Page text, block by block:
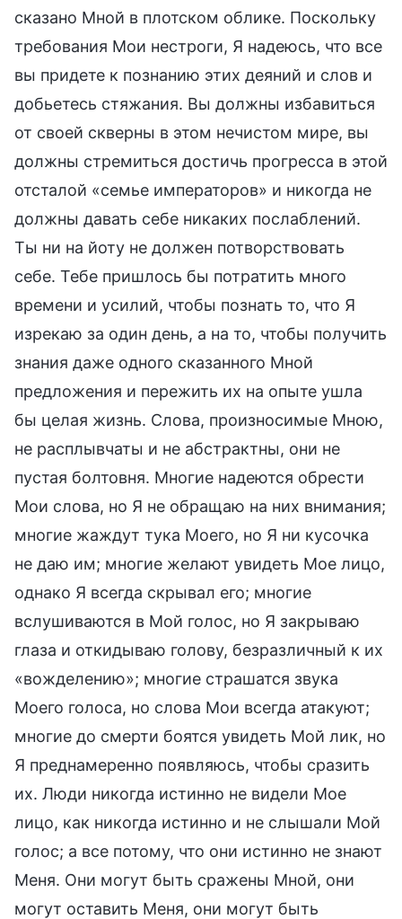
сказано Мной в плотском облике. Поскольку
требования Мои нестроги, Я надеюсь, что все
вы придете к познанию этих деяний и слов и
добьетесь стяжания. Вы должны избавиться
от своей скверны в этом нечистом мире, вы
должны стремиться достичь прогресса в этой
отсталой «семье императоров» и никогда не
должны давать себе никаких послаблений.
Ты ни на йоту не должен потворствовать
себе. Тебе пришлось бы потратить много
времени и усилий, чтобы познать то, что Я
изрекаю за один день, а на то, чтобы получить
знания даже одного сказанного Мной
предложения и пережить их на опыте ушла
бы целая жизнь. Слова, произносимые Мною,
не расплывчаты и не абстрактны, они не
пустая болтовня. Многие надеются обрести
Мои слова, но Я не обращаю на них внимания;
многие жаждут тука Моего, но Я ни кусочка
не даю им; многие желают увидеть Мое лицо,
однако Я всегда скрывал его; многие
вслушиваются в Мой голос, но Я закрываю
глаза и откидываю голову, безразличный к их
«вожделению»; многие страшатся звука
Моего голоса, но слова Мои всегда атакуют;
многие до смерти боятся увидеть Мой лик, но
Я преднамеренно появляюсь, чтобы сразить
их. Люди никогда истинно не видели Мое
лицо, как никогда истинно и не слышали Мой
голос; а все потому, что они истинно не знают
Меня. Они могут быть сражены Мной, они
могут оставить Меня, они могут быть